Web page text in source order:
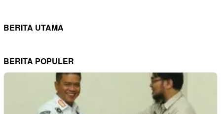
BERITA UTAMA
BERITA POPULER